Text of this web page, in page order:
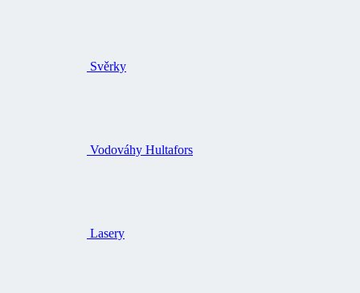
Svěrky
Vodováhy Hultafors
Lasery